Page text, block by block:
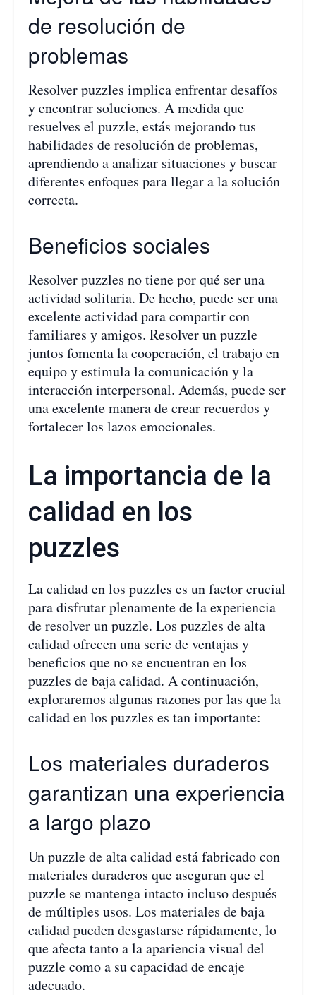
de resolución de
problemas
Resolver puzzles implica enfrentar desafíos
y encontrar soluciones. A medida que
resuelves el puzzle, estás mejorando tus
habilidades de resolución de problemas,
aprendiendo a analizar situaciones y buscar
diferentes enfoques para llegar a la solución
correcta.
Beneficios sociales
Resolver puzzles no tiene por qué ser una
actividad solitaria. De hecho, puede ser una
excelente actividad para compartir con
familiares y amigos. Resolver un puzzle
juntos fomenta la cooperación, el trabajo en
equipo y estimula la comunicación y la
interacción interpersonal. Además, puede ser
una excelente manera de crear recuerdos y
fortalecer los lazos emocionales.
La importancia de la
calidad en los
puzzles
La calidad en los puzzles es un factor crucial
para disfrutar plenamente de la experiencia
de resolver un puzzle. Los puzzles de alta
calidad ofrecen una serie de ventajas y
beneficios que no se encuentran en los
puzzles de baja calidad. A continuación,
exploraremos algunas razones por las que la
calidad en los puzzles es tan importante:
Los materiales duraderos
garantizan una experiencia
a largo plazo
Un puzzle de alta calidad está fabricado con
materiales duraderos que aseguran que el
puzzle se mantenga intacto incluso después
de múltiples usos. Los materiales de baja
calidad pueden desgastarse rápidamente, lo
que afecta tanto a la apariencia visual del
puzzle como a su capacidad de encaje
adecuado.